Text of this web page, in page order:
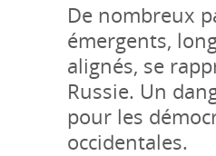
De nombreux
émergents,
alignés, se
Russie. Un
pour les
occidentales.